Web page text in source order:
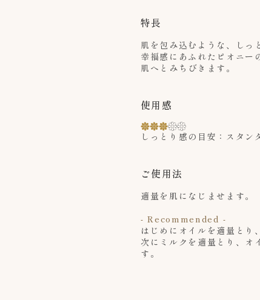
特長
肌を包み込むような、しっ
幸福感にあふれたピオニー
肌へとみちびきます。
使用感
しっとり感の目安：スタン
ご使用法
適量を肌になじませます。
- Recommended -
はじめにオイルを適量とり
次にミルクを適量とり、オ
す。